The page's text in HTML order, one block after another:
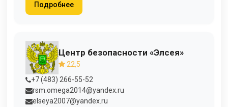
Подробнее
Центр безопасности «Элсея»
22,5
+7 (483) 266-55-52
rsm.omega2014@yandex.ru
elseya2007@yandex.ru